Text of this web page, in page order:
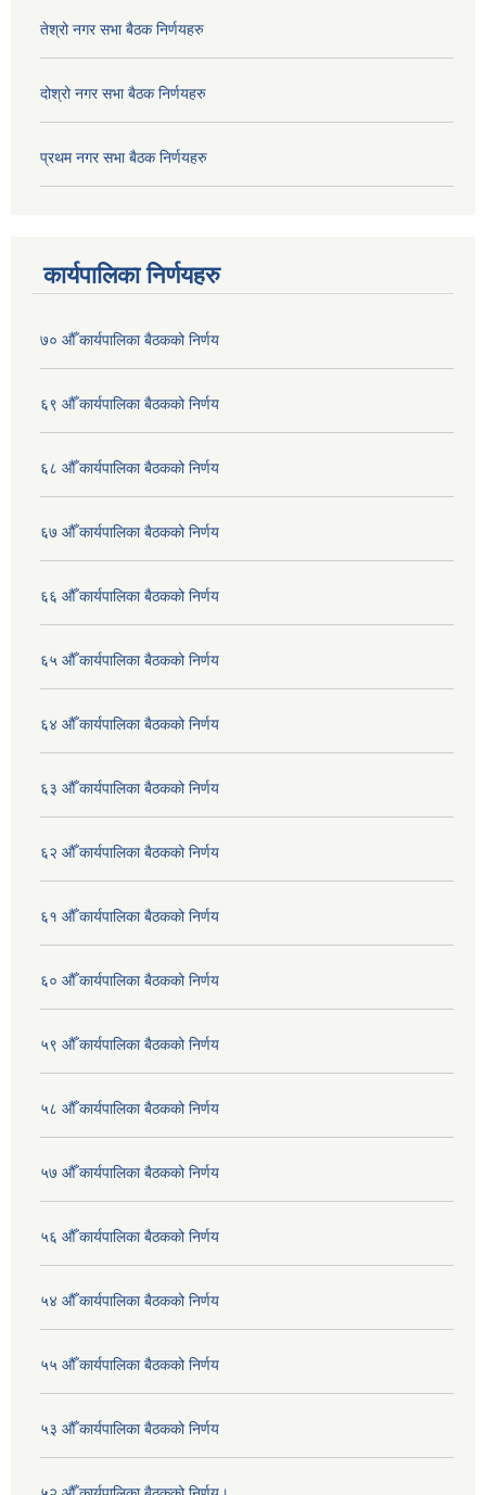
तेश्रो नगर सभा बैठक निर्णयहरु
दोश्रो नगर सभा बैठक निर्णयहरु
प्रथम नगर सभा बैठक निर्णयहरु
कार्यपालिका निर्णयहरु
७० औँ कार्यपालिका बैठकको निर्णय
६९ औँ कार्यपालिका बैठकको निर्णय
६८ औँ कार्यपालिका बैठकको निर्णय
६७ औँ कार्यपालिका बैठकको निर्णय
६६ औँ कार्यपालिका बैठकको निर्णय
६५ औँ कार्यपालिका बैठकको निर्णय
६४ औँ कार्यपालिका बैठकको निर्णय
६३ औँ कार्यपालिका बैठकको निर्णय
६२ औँ कार्यपालिका बैठकको निर्णय
६१ औँ कार्यपालिका बैठकको निर्णय
६० औँ कार्यपालिका बैठकको निर्णय
५९ औँ कार्यपालिका बैठकको निर्णय
५८ औँ कार्यपालिका बैठकको निर्णय
५७ औँ कार्यपालिका बैठकको निर्णय
५६ औँ कार्यपालिका बैठकको निर्णय
५४ औँ कार्यपालिका बैठकको निर्णय
५५ औँ कार्यपालिका बैठकको निर्णय
५३ औँ कार्यपालिका बैठकको निर्णय